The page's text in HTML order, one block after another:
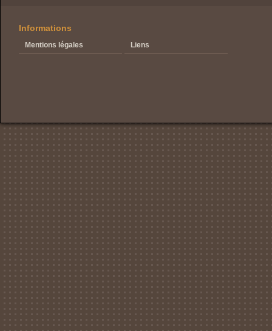
Informations
Mentions légales Liens